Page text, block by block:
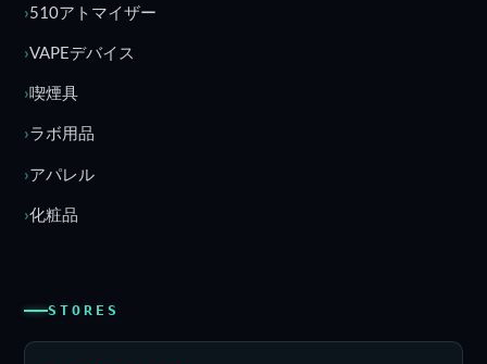
510アトマイザー
VAPEデバイス
喫煙具
ラボ用品
アパレル
化粧品
STORES